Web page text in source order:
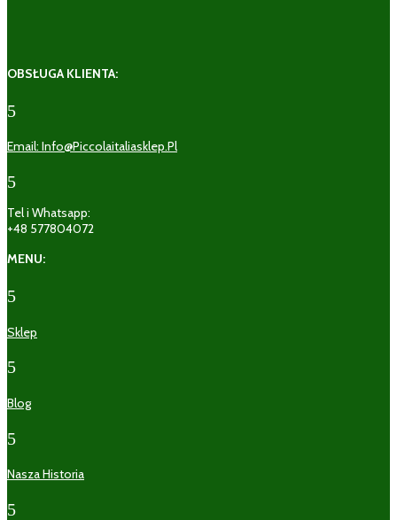
OBSŁUGA KLIENTA:
5
Email: Info@piccolaitaliasklep.pl
5
Tel i Whatsapp:
+48 577804072
MENU:
5
Sklep
5
Blog
5
Nasza Historia
5